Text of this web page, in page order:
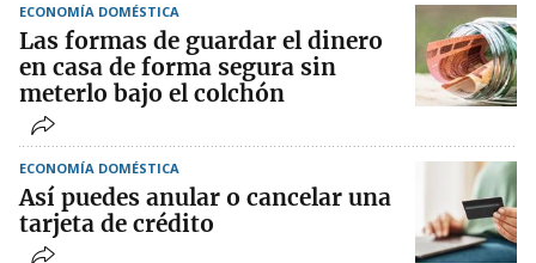
ECONOMÍA DOMÉSTICA
Las formas de guardar el dinero
en casa de forma segura sin
meterlo bajo el colchón
ECONOMÍA DOMÉSTICA
Así puedes anular o cancelar una
tarjeta de crédito